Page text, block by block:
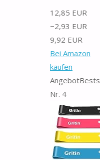
12,85 EUR
−2,93 EUR
9,92 EUR
Bei Amazon
kaufen
Angebot
Nr. 4